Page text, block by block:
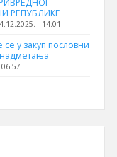
РЕПУБЛИКЕ
- 14:01
у закуп пословни
надметања